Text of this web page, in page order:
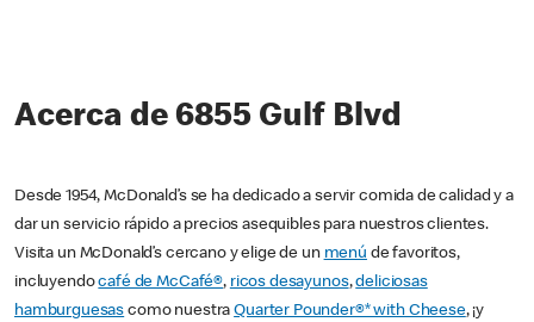
Acerca de 6855 Gulf Blvd
Desde 1954, McDonald’s se ha dedicado a servir comida de calidad y a
dar un servicio rápido a precios asequibles para nuestros clientes.
Visita un McDonald’s cercano y elige de un menú de favoritos,
incluyendocafé de McCafé®, ricos desayunos,deliciosas
hamburguesas como nuestraQuarter Pounder®* with Cheese, ¡y